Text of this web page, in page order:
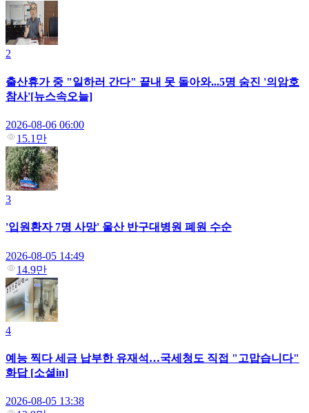
2
출산휴가 중 "일하러 간다" 끝내 못 돌아와...5명 숨진 '의암호
참사'[뉴스속오늘]
2026-08-06 06:00
15.1만
3
'입원환자 7명 사망' 울산 반구대병원 폐원 수순
2026-08-05 14:49
14.9만
4
예능 찍다 세금 납부한 유재석…국세청도 직접 "고맙습니다"
화답 [소셜in]
2026-08-05 13:38